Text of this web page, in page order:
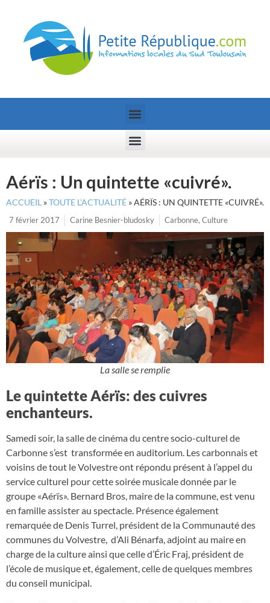
Aérïs : Un quintette «cuivré».
ACCUEIL »TOUTE L’ACTUALITÉ »AÉRÏS : UN QUINTETTE «CUIVRÉ».
7 février 2017
Carine Besnier-bludosky Carbonne, Culture
La salle se remplie
Le quintette Aérïs: des cuivres
enchanteurs.
Samedi soir, la salle de cinéma du centre socio-culturel de
Carbonne s’est transformée en auditorium. Les carbonnais et
voisins de tout le Volvestre ont répondu présent à l’appel du
service culturel pour cette soirée musicale donnée par le
groupe «Aérïs». Bernard Bros, maire de la commune, est venu
en famille assister au spectacle. Présence également
remarquée de Denis Turrel, président de la Communauté des
communes du Volvestre, d’Ali Bénarfa, adjoint au maire en
charge de la culture ainsi que celle d’Éric Fraj, président de
l’école de musique et, également, celle de quelques membres
du conseil municipal.